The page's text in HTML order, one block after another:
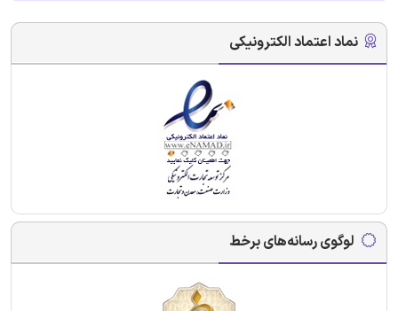
نماد اعتماد الکترونیکی
لوگوی رسانه‌های برخط